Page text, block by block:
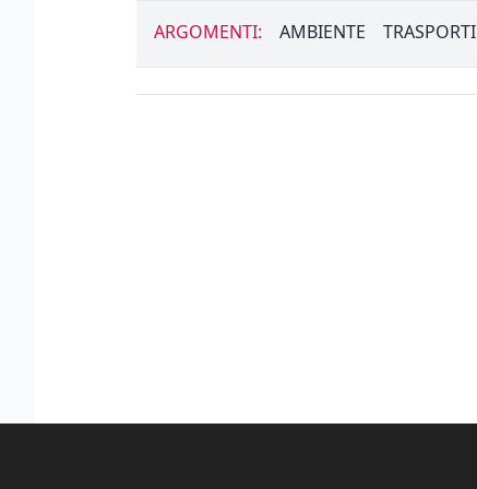
ARGOMENTI: AMBIENTE TRASPORTI